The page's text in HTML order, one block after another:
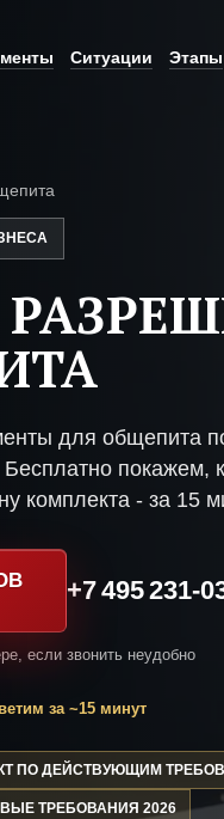
Ситуации Этапы
для общепита
покажем,
комплекта - за 15
+7 495 231-
если звонить неудобно
за ~15 минут
ПО ДЕЙСТВУЮЩИМ
ТРЕБОВАНИЯ 2026